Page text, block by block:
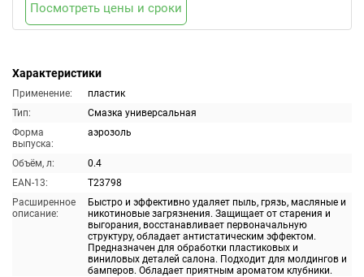
Характеристики
Применение:
пластик
Тип:
Смазка универсальная
Форма
выпуска:
аэрозоль
Объём, л:
0.4
EAN-13:
T23798
Расширенное
описание:
Быстро и эффективно удаляет пыль, грязь, масляные и
никотиновые загрязнения. Защищает от старения и
выгорания, восстанавливает первоначальную
структуру, обладает антистатическим эффектом.
Предназначен для обработки пластиковых и
виниловых деталей салона. Подходит для молдингов и
бамперов. Обладает приятным ароматом клубники.
Посмотреть цены и сроки